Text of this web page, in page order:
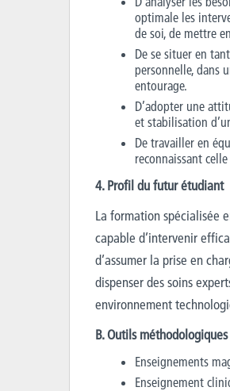
optimale les
de soi, de mettre
De se situer en
personnelle, dans
entourage.
D’adopter une
et stabilisation
De travailler en
reconnaissant
4. Profil du futur étudiant
La formation spécialisée
capable d’intervenir
d’assumer la prise en
dispenser des soins
environnement
B. Outils
Enseignements
Enseignement